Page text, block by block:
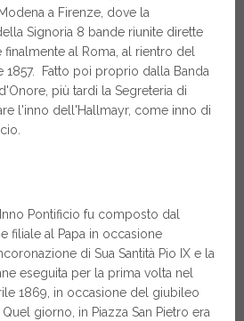
a Firenze, dove la
Signoria 8 bande riunite dirette
al Roma, al rientro del
1857. Fatto poi proprio dalla Banda
più tardi la Segreteria di
l'inno dell'Hallmayr, come inno di
Pontificio fu composto dal
filiale al Papa in occasione
di Sua Santità Pio IX e la
eseguita per la prima volta nel
1869, in occasione del giubileo
giorno, in Piazza San Pietro era